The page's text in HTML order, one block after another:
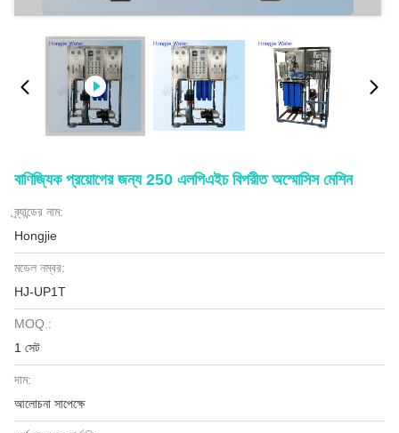
বাণিজ্যিক প্রয়োগের জন্য 250 এলপিএইচ বিপরীত অস্মোসিস মেশিন
ব্র্যান্ডের নাম:
Hongjie
মডেল নম্বর:
HJ-UP1T
MOQ.:
1 সেট
দাম:
আলোচনা সাপেক্ষে